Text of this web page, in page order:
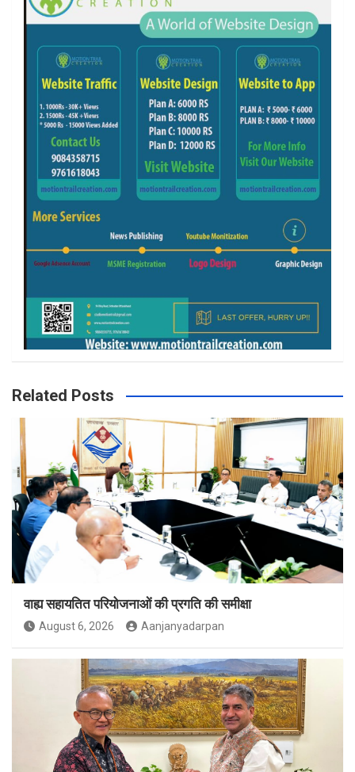
Related Posts
वाह्य सहायतित परियोजनाओं की प्रगति की समीक्षा
August 6, 2026 Aanjanyadarpan